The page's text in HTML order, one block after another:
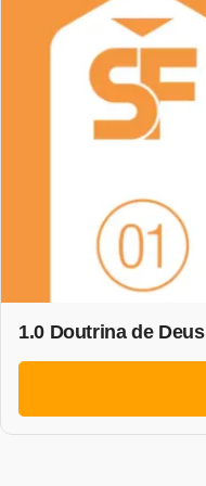
1.0 Doutrina de Deus